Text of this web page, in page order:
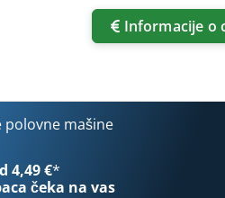
Informacije o
mašine
4,49 €*
čeka na vas